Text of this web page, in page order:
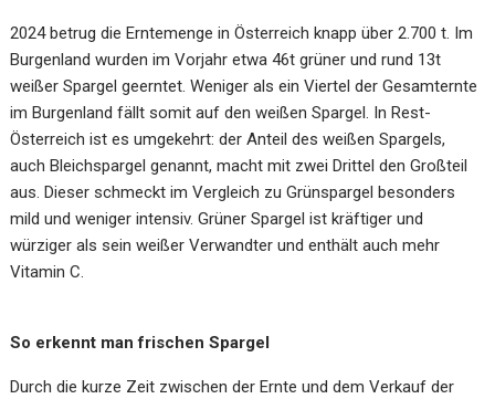
2024 betrug die Erntemenge in Österreich knapp über 2.700 t. Im
Burgenland wurden im Vorjahr etwa 46t grüner und rund 13t
weißer Spargel geerntet. Weniger als ein Viertel der Gesamternte
im Burgenland fällt somit auf den weißen Spargel. In Rest-
Österreich ist es umgekehrt: der Anteil des weißen Spargels,
auch Bleichspargel genannt, macht mit zwei Drittel den Großteil
aus. Dieser schmeckt im Vergleich zu Grünspargel besonders
mild und weniger intensiv. Grüner Spargel ist kräftiger und
würziger als sein weißer Verwandter und enthält auch mehr
Vitamin C.
So erkennt man frischen Spargel
Durch die kurze Zeit zwischen der Ernte und dem Verkauf der